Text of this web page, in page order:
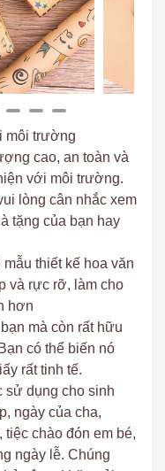
môi trường
cao, an toàn và
với môi trường.
lòng cân nhắc xem
tặng của bạn hay
thiết kế hoa văn
và rực rỡ, làm cho
hơn
mà còn rất hữu
có thể biến nó
rất tinh tế.
sử dụng cho sinh
ngày của cha,
chào đón em bé,
ngày lễ. Chúng